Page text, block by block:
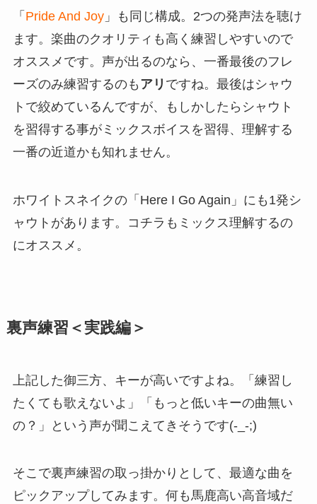
「 Pride And Joy」も同じ構成。2つの発声法を聴け
ます。楽曲のクオリティも高く練習しやすいので
オススメです。声が出るのなら、一番最後のフレ
ーズのみ練習するのも アリ ですね。最後はシャウ
トで絞めているんですが、もしかしたらシャウト
を習得する事がミックスボイスを習得、理解する
一番の近道かも知れません。
ホワイトスネイクの「Here I Go Again」にも1発シ
ャウトがあります。コチラもミックス理解するの
にオススメ。
裏声練習＜実践編＞
上記した御三方、キーが高いですよね。「練習し
たくても歌えないよ」「もっと低いキーの曲無い
の？」という声が聞こえてきそうです(-_-;)
そこで裏声練習の取っ掛かりとして、最適な曲を
ピックアップしてみます。何も馬鹿高い高音域だ